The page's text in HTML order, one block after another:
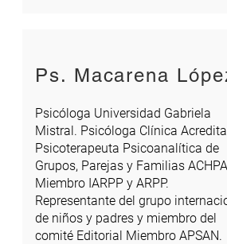
Ps. Macarena
Psicóloga Universidad Gabriela
Mistral. Psicóloga Clínica
Psicoterapeuta Psicoanalítica de
Grupos, Parejas y Familias
Miembro IARPP y ARPP.
Representante del grupo
de niños y padres y miembro del
comité Editorial Miembro APSAN.